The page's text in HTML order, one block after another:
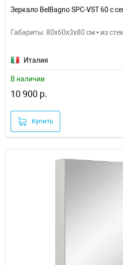
Зеркало BelBagno SPC-VST 60 с
Габариты: 80x60x3x80 см • из
Италия
В наличии
10 900 р.
Купить